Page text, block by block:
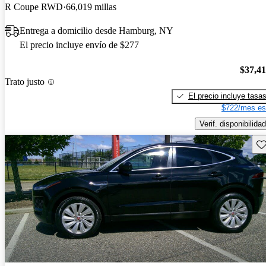
R Coupe RWD 66,019 millas
Entrega a domicilio desde Hamburg, NY
El precio incluye envío de $277
Trato justo
El precio incluye tasas
$722/mes
Verif. disponibilidad